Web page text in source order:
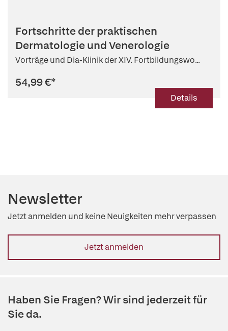
Fortschritte der praktischen
Dermatologie und Venerologie
Vorträge und Dia-Klinik der XIV. Fortbildungswo...
54,99 €*
Details
Newsletter
Jetzt anmelden und keine Neuigkeiten mehr verpassen
Jetzt anmelden
Haben Sie Fragen? Wir sind jederzeit für
Sie da.